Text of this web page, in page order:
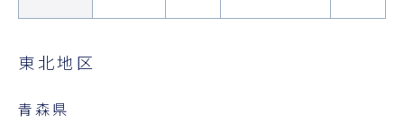
東北地区
青森県